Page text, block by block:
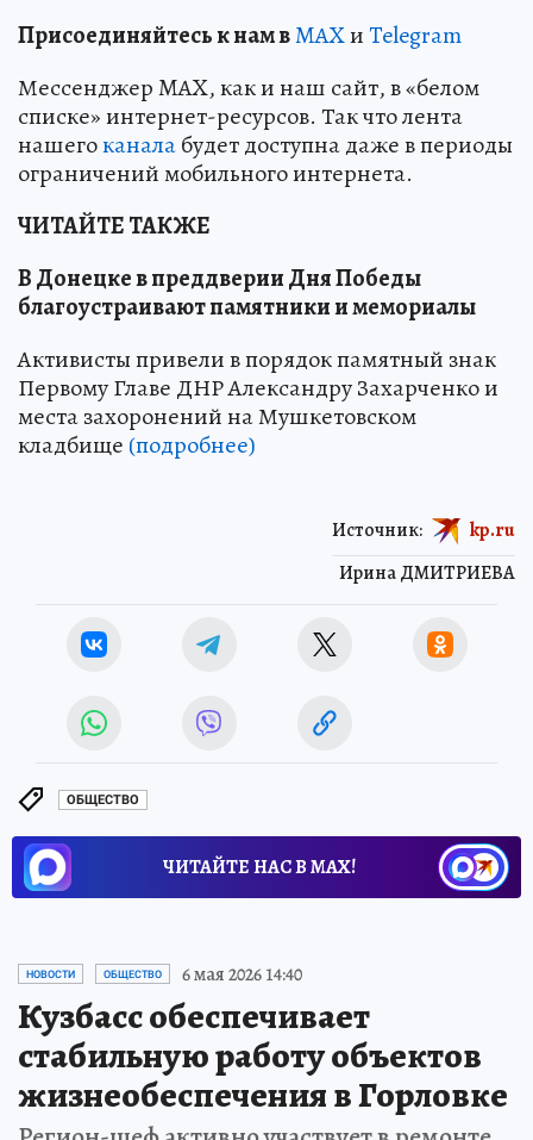
Присоединяйтесь к нам вMAXиTelegram
Мессенджер MAX, как и наш сайт, в «белом
списке» интернет-ресурсов. Так что лента
нашегоканалабудет доступна даже в периоды
ограничений мобильного интернета.
ЧИТАЙТЕ ТАКЖЕ
В Донецке в преддверии Дня Победы
благоустраивают памятники и мемориалы
Активисты привели в порядок памятный знак
Первому Главе ДНР Александру Захарченко и
места захоронений на Мушкетовском
кладбище (подробнее)
Ирина ДМИТРИЕВА
Источник: kp.ru
ОБЩЕСТВО
ЧИТАЙТЕ НАС В МАХ!
НОВОСТИ ОБЩЕСТВО 6 мая 2026 14:40
Кузбасс обеспечивает
стабильную работу объектов
жизнеобеспечения в Горловке